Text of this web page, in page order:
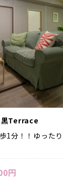
黒Terrace
1分！！ゆった
円